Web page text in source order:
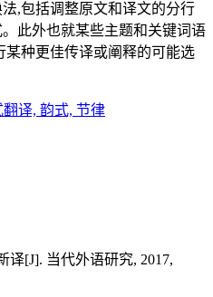
,包括调整原文和译文的分行
此外也就某些主题和关键词语
种更佳传译或阐释的可能选
译, 韵式, 节律
译[J]. 当代外语研究, 2017,